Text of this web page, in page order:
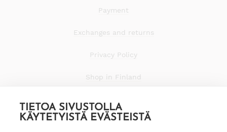
TIETOA SIVUSTOLLA
KÄYTETYISTÄ EVÄSTEISTÄ
Payment
Exchanges and returns
Privacy Policy
Shop in Finland